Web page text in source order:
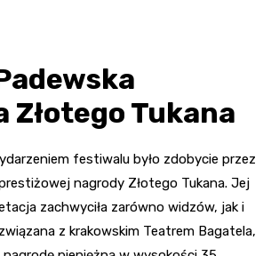
Złotego Tukana
festiwalu było zdobycie przez
nagrody Złotego Tukana. Jej
zachwyciła zarówno widzów, jak i
z krakowskim Teatrem Bagatela,